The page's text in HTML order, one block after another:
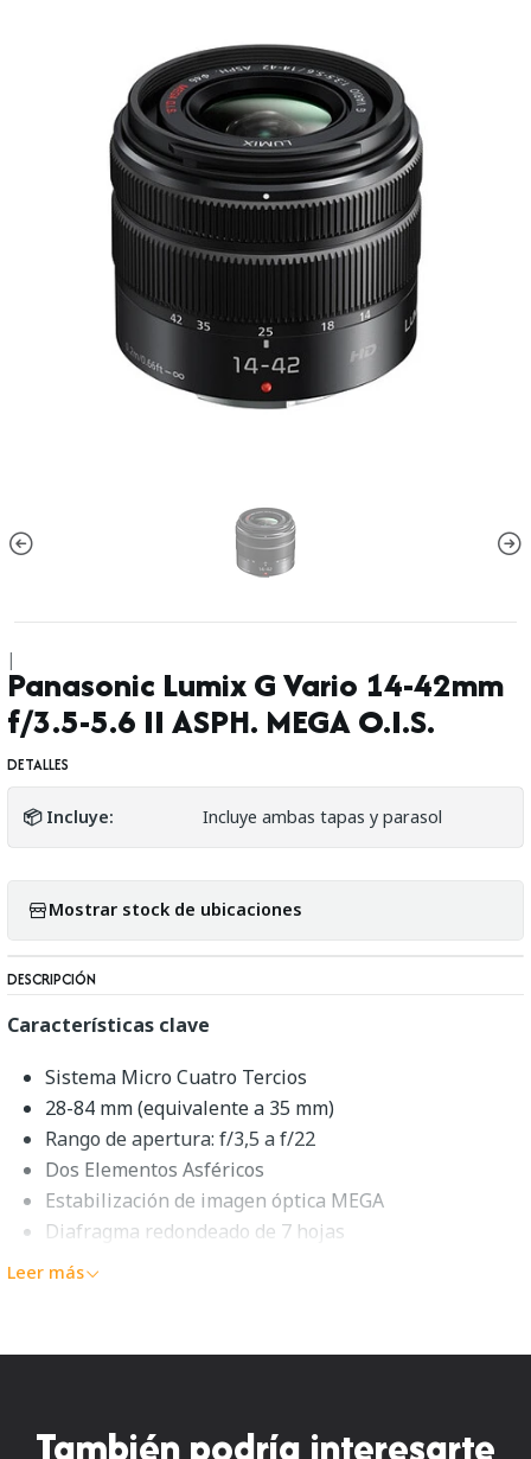
|
Panasonic Lumix G Vario 14-42mm
f/3.5-5.6 II ASPH. MEGA O.I.S.
DETALLES
📦 Incluye: Incluye ambas tapas y parasol
Mostrar stock de ubicaciones
DESCRIPCIÓN
Características clave
Sistema Micro Cuatro Tercios
28-84 mm (equivalente a 35 mm)
Rango de apertura: f/3,5 a f/22
Dos Elementos Asféricos
Estabilización de imagen óptica MEGA
Diafragma redondeado de 7 hojas
Filtro UV de 46 mm
Panasonic Lumix G Vario 45-
Cubriendo las perspectivas de longitud vertical a
Leer más
También podría interesarte